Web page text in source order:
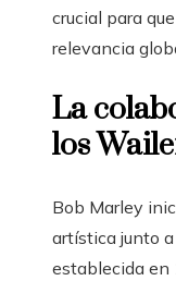
crucial para
relevancia
La
los
Bob Marley
artística junto
establecida en